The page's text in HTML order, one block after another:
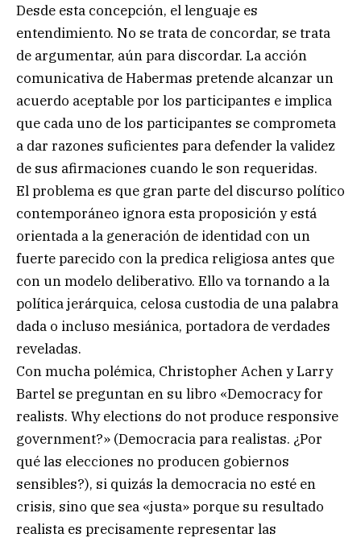
Desde esta concepción, el lenguaje es
entendimiento. No se trata de concordar, se trata
de argumentar, aún para discordar. La acción
comunicativa de Habermas pretende alcanzar un
acuerdo aceptable por los participantes e implica
que cada uno de los participantes se comprometa
a dar razones suficientes para defender la validez
de sus afirmaciones cuando le son requeridas.
El problema es que gran parte del discurso político
contemporáneo ignora esta proposición y está
orientada a la generación de identidad con un
fuerte parecido con la predica religiosa antes que
con un modelo deliberativo. Ello va tornando a la
política jerárquica, celosa custodia de una palabra
dada o incluso mesiánica, portadora de verdades
reveladas.
Con mucha polémica, Christopher Achen y Larry
Bartel se preguntan en su libro «Democracy for
realists. Why elections do not produce responsive
government?» (Democracia para realistas. ¿Por
qué las elecciones no producen gobiernos
sensibles?), si quizás la democracia no esté en
crisis, sino que sea «justa» porque su resultado
realista es precisamente representar las